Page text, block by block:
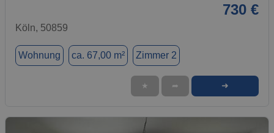
730 €
Köln, 50859
Wohnung ca. 67,00 m² Zimmer 2
★ ➦ ➜